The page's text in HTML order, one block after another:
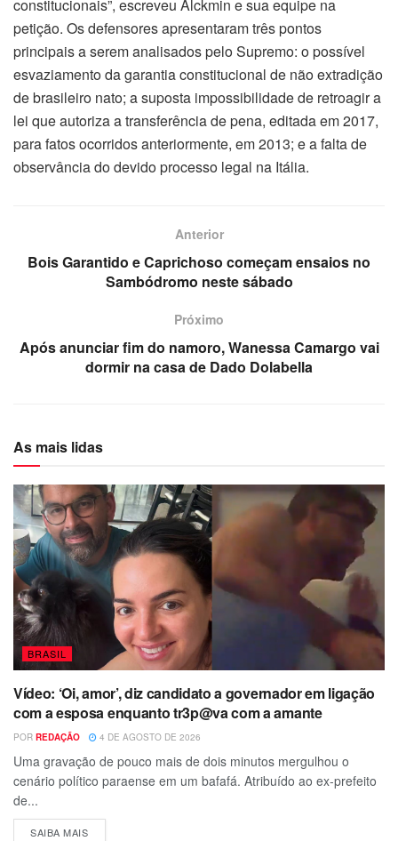
constitucionais”, escreveu Alckmin e sua equipe na
petição. Os defensores apresentaram três pontos
principais a serem analisados pelo Supremo: o possível
esvaziamento da garantia constitucional de não extradição
de brasileiro nato; a suposta impossibilidade de retroagir a
lei que autoriza a transferência de pena, editada em 2017,
para fatos ocorridos anteriormente, em 2013; e a falta de
observância do devido processo legal na Itália.
Anterior
Bois Garantido e Caprichoso começam ensaios no
Sambódromo neste sábado
Próximo
Após anunciar fim do namoro, Wanessa Camargo vai
dormir na casa de Dado Dolabella
As mais lidas
BRASIL
Vídeo: ‘Oi, amor’, diz candidato a governador em ligação
com a esposa enquanto tr3p@va com a amante
POR REDAÇÃO 4 DE AGOSTO DE 2026
Uma gravação de pouco mais de dois minutos mergulhou o
cenário político paraense em um bafafá. Atribuído ao ex-prefeito
de...
SAIBA MAIS